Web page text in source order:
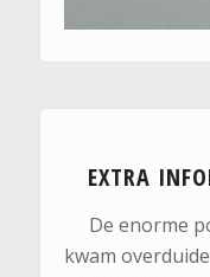
EXTRA
De enorme
kwam